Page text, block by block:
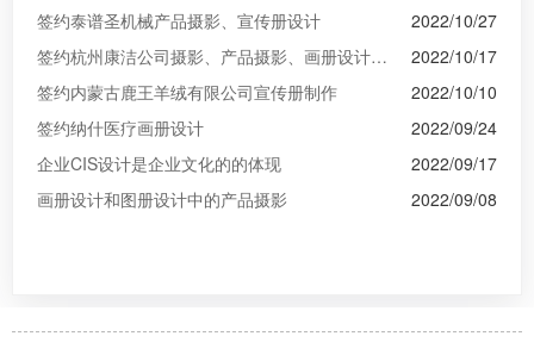
2022/10/27
签约泰谱圣机械产品摄影、宣传册设计
2022/10/17
签约杭州康洁公司摄影、产品摄影、画册设计制作
2022/10/10
签约内蒙古鹿王羊绒有限公司宣传册制作
2022/09/24
签约纳什医疗画册设计
2022/09/17
企业CIS设计是企业文化的的体现
2022/09/08
画册设计和图册设计中的产品摄影